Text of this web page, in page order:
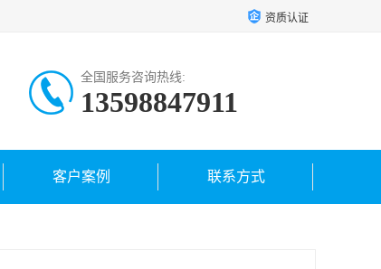
资质认证
全国服务咨询热线:
13598847911
客户案例 联系方式